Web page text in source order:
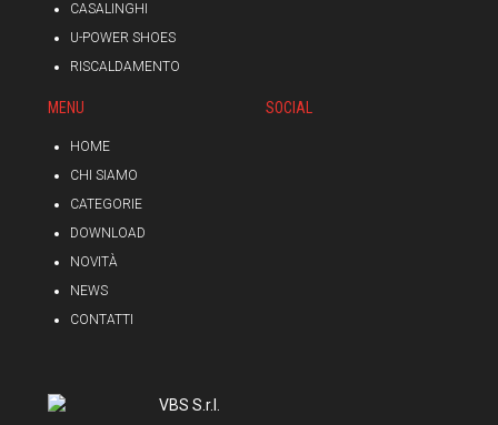
CASALINGHI
U-POWER SHOES
RISCALDAMENTO
MENU
HOME
CHI SIAMO
CATEGORIE
DOWNLOAD
NOVITÀ
NEWS
CONTATTI
SOCIAL
VBS S.r.l.